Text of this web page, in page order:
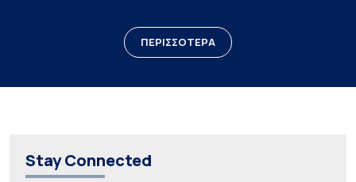
ΠΕΡΙΣΣΟΤΕΡΑ
Stay Connected